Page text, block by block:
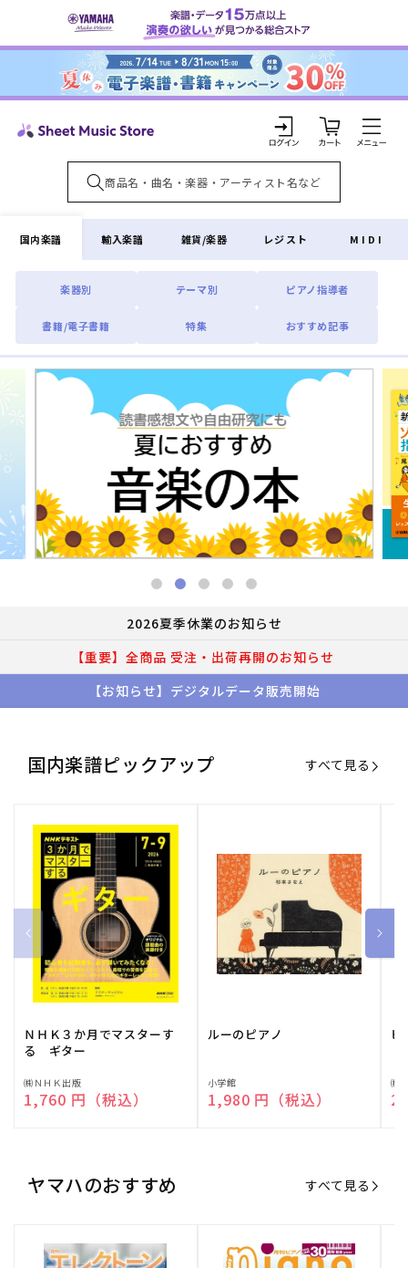
ンツに
ロ
グ
イ
ン
カ
ー
ト
国内楽譜
楽器別 テーマ別 ピアノ指導者
書籍/電子書籍 特集 おすすめ記事
輸入楽譜 雑貨/楽器 レジスト MIDI
2026夏季休業のお知らせ
【重要】全商品 受注・出荷再開のお知らせ
【お知らせ】デジタルデータ販売開始
国内楽譜ピックアップ すべて見る
ＮＨＫ３か月でマスターす
る ギター
販
売
㈱ＮＨＫ出版
通常価格
1,760 円（税込）
ルーのピアノ
販
売
小学館
通常価格
1,980 円（税込）
ピ
販
売
㈱
ヤマハのおすすめ すべて見る